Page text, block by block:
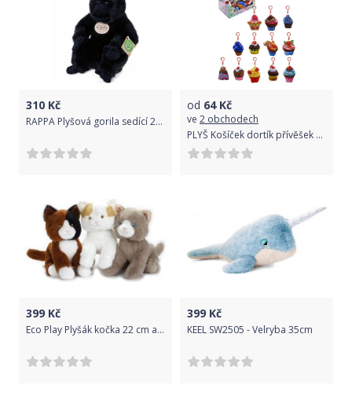
310 Kč
RAPPA Plyšová gorila sedící 23 cm ECO-FRIENDLY
od 64Kč
ve 2 obchodech
PLYŠ Košíček dortík přívěšek cupcake s klipem *PLYŠOVÉ HRAČKY*
399 Kč
Eco Play Plyšák kočka 22 cm assort
399 Kč
KEEL SW2505 - Velryba 35cm